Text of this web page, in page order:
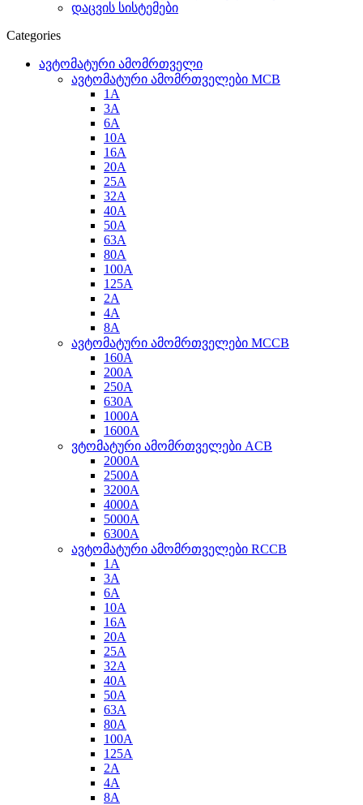
დაცვის სისტემები
Categories
ავტომატური ამომრთველი
ავტომატური ამომრთველები MCB
1A
3A
6A
10A
16A
20A
25А
32A
40A
50A
63A
80A
100A
125A
2A
4A
8A
ავტომატური ამომრთველები MCCB
160A
200A
250A
630A
1000A
1600A
ვტომატური ამომრთველები ACB
2000A
2500A
3200A
4000A
5000A
6300A
ავტომატური ამომრთველები RCCB
1A
3A
6A
10A
16A
20A
25A
32A
40A
50A
63A
80A
100A
125A
2A
4A
8A